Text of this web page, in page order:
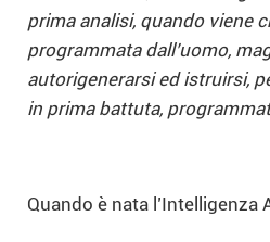
prima analisi, quando viene
programmata dall’uomo,
autorigenerarsi ed istruirsi,
in prima battuta,
Quando è nata l’Intelligenza